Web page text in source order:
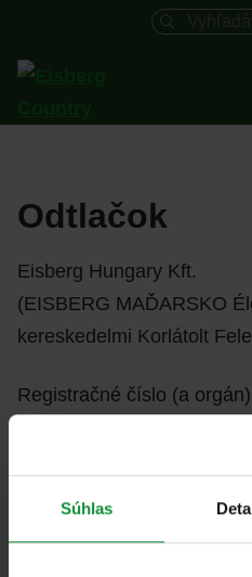
Súhlas
Vyhľadávacie
Odtlačok
Eisberg Hungary Kft.
(EISBERG MAĎARSKO
kereskedelmi Korlátolt
Registračné číslo (a
(Budapešť Környéki
E-mailová adresa: